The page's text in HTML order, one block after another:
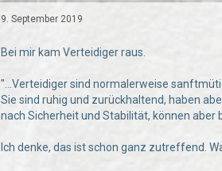
9. September 2019
Bei mir kam Verteidiger raus.
"...Verteidiger sind normalerweise
Sie sind ruhig und zurückhaltend, haben
nach Sicherheit und Stabilität, können
Ich denke, das ist schon ganz zutreffend.